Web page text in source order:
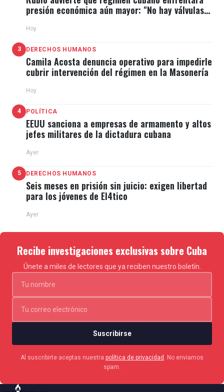
presión económica aún mayor: "No hay válvulas
Hoy
3 DERECHOS HUMANOS
Camila Acosta denuncia operativo para impedirle
cubrir intervención del régimen en la Masonería
Hoy
4 POLÍTICA
EEUU sanciona a empresas de armamento y altos
jefes militares de la dictadura cubana
Ayer
5 DERECHOS HUMANOS
Seis meses en prisión sin juicio: exigen libertad
para los jóvenes de El4tico
Ayer
Recibe investigaciones exclusivas sobre Cuba
Únete a miles de lectores que ya reciben nuestro boletín.
Suscribirse
Al suscribirte aceptas nuestra política de privacidad
. No enviamos
spam.